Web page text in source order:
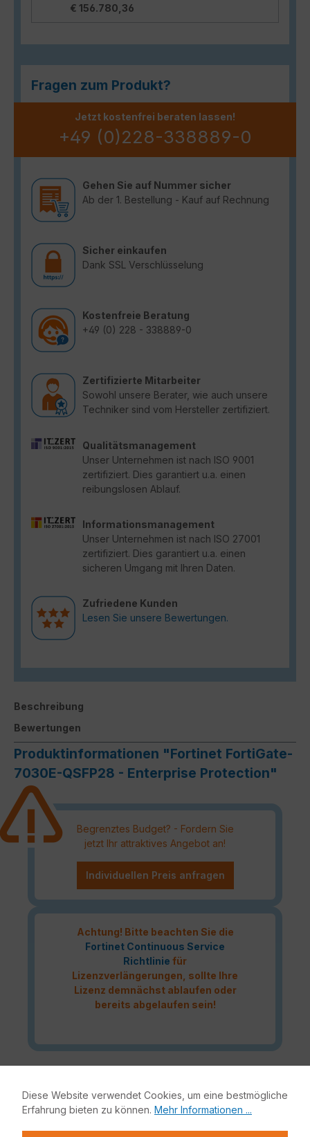
€ 156.780,36
Fragen zum Produkt?
Jetzt kostenfrei beraten lassen!
+49 (0)228-338889-0
Gehen Sie auf Nummer sicher
Ab der 1. Bestellung - Kauf auf Rechnung
Sicher einkaufen
Dank SSL Verschlüsselung
Kostenfreie Beratung
+49 (0) 228 - 338889-0
Zertifizierte Mitarbeiter
Sowohl unsere Berater, wie auch unsere
Techniker sind vom Hersteller zertifiziert.
Qualitätsmanagement
Unser Unternehmen ist nach ISO 9001
zertifiziert. Dies garantiert u.a. einen
reibungslosen Ablauf.
Informationsmanagement
Unser Unternehmen ist nach ISO 27001
zertifiziert. Dies garantiert u.a. einen
sicheren Umgang mit Ihren Daten.
Zufriedene Kunden
Lesen Sie unsere Bewertungen.
Beschreibung
Bewertungen
Produktinformationen "Fortinet FortiGate-
7030E-QSFP28 - Enterprise Protection"
Begrenztes Budget? - Fordern Sie
jetzt Ihr attraktives Angebot an!
Individuellen Preis anfragen
Achtung! Bitte beachten Sie die
Fortinet Continuous Service
Richtlinie für
Lizenzverlängerungen, sollte Ihre
Lizenz demnächst ablaufen oder
bereits abgelaufen sein!
Bestandteile dieses Bundles sind neben der Fortinet
Hardware-Appliance auch FortiCare, FortiGuard,
FortiSandbox und Mobile Security.
Diese Website verwendet Cookies, um eine bestmögliche
Erfahrung bieten zu können. Mehr Informationen ...